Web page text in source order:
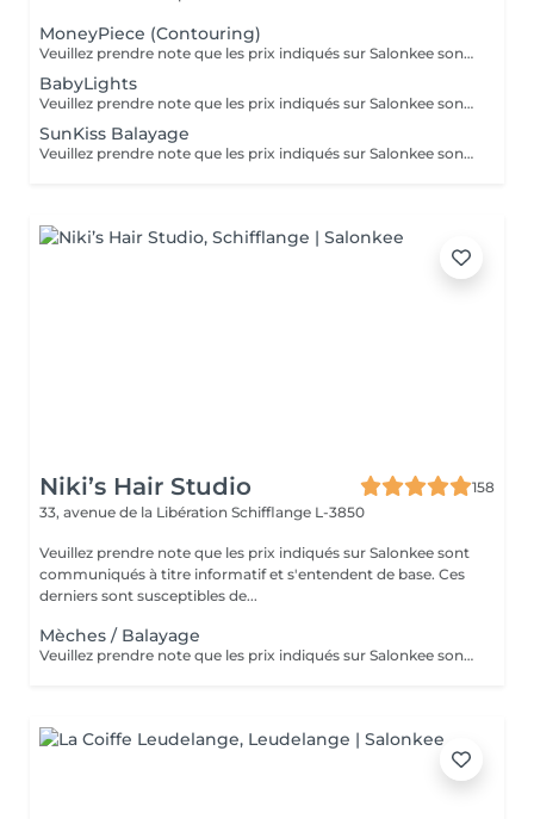
MoneyPiece (Contouring)
Veuillez prendre note que les prix indiqués sur Salonkee sont communiqués à titre informatif et s'entendent de base. Ces derniers sont susceptibles de varier selon le diagnostic réalisé à votre arrivée au salon et l'expertise du professionnel à qui vous confiez votre beauté. Dans tous les cas, un devis précis vous sera proposé et toutes réalisations de prestations seront effectuées avec votre accord.
BabyLights
Veuillez prendre note que les prix indiqués sur Salonkee sont communiqués à titre informatif et s'entendent de base. Ces derniers sont susceptibles de varier selon le diagnostic réalisé à votre arrivée au salon et l'expertise du professionnel à qui vous confiez votre beauté. Dans tous les cas, un devis précis vous sera proposé et toutes réalisations de prestations seront effectuées avec votre accord.
SunKiss Balayage
Veuillez prendre note que les prix indiqués sur Salonkee sont communiqués à titre informatif et s'entendent de base. Ces derniers sont susceptibles de varier selon le diagnostic réalisé à votre arrivée au salon et l'expertise du professionnel à qui vous confiez votre beauté. Dans tous les cas, un devis précis vous sera proposé et toutes réalisations de prestations seront effectuées avec votre accord.
Niki’s Hair Studio
158
33, avenue de la Libération Schifflange L-3850
Veuillez prendre note que les prix indiqués sur Salonkee sont
communiqués à titre informatif et s'entendent de base. Ces
derniers sont susceptibles de...
Mèches / Balayage
Veuillez prendre note que les prix indiqués sur Salonkee sont communiqués à titre informatif et s'entendent de base. Ces derniers sont susceptibles de varier selon le diagnostic réalisé à votre arrivée au salon et l'expertise du professionnel à qui vous confiez votre beauté. Dans tous les cas, un devis précis vous sera proposé et toutes réalisations de prestations seront effectuées avec votre accord. Un grand merci d'avance pour votre compréhension. Au plaisir de vous revoir très vite.